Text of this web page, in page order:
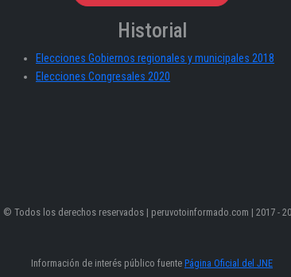
Historial
Elecciones Gobiernos regionales y municipales 2018
Elecciones Congresales 2020
© Todos los derechos reservados | peruvotoinformado.com | 2017 -
Información de interés público fuente Página Oficial del JNE